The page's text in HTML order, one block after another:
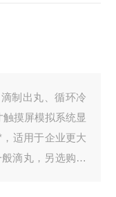
制出丸、循环冷
摸屏模拟系统显
适用于企业更大
滴丸，另选购配